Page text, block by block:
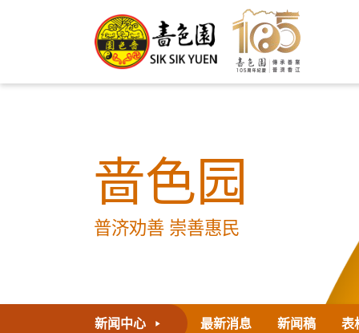
啬色园
普济劝善 崇善惠民
新闻中心 最新消息 新闻稿 表